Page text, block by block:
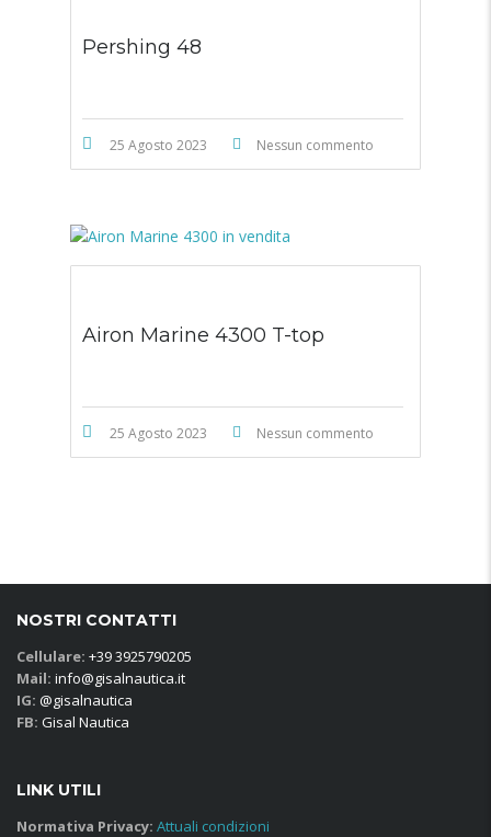
Pershing 48
25 Agosto 2023 Nessun commento
Airon Marine 4300 T-top
25 Agosto 2023 Nessun commento
NOSTRI CONTATTI
Cellulare: +39 3925790205
Mail: info@gisalnautica.it
IG: @gisalnautica
FB: Gisal Nautica
LINK UTILI
Normativa Privacy: Attuali condizioni